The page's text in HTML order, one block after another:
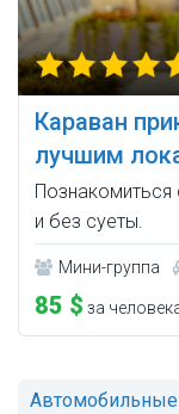
Караван
лучшим
и без суеты.
Мини-группа
85 $ за
Автомобильные